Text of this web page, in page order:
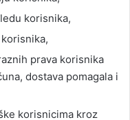
korisnika,
prava korisnika
dostava pomagala i
korisnicima kroz